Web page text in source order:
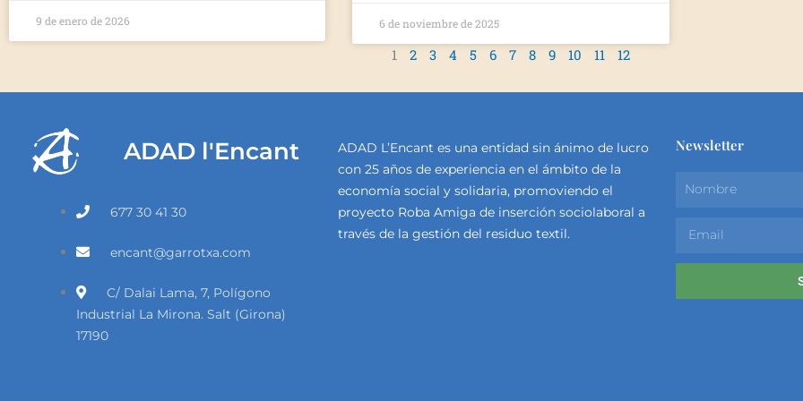
9 de enero de 2026 6 de noviembre de 2025
1 2 3 4 5 6 7 8 9 10 11 12
ADAD l'Encant
677 30 41 30
encant@garrotxa.com
C/ Dalai Lama, 7, Polígono
Industrial La Mirona. Salt (Girona)
17190
ADAD L’Encant es una entidad sin ánimo de lucro
con 25 años de experiencia en el ámbito de la
economía social y solidaria, promoviendo el
proyecto Roba Amiga de inserción sociolaboral a
través de la gestión del residuo textil.
Newsletter